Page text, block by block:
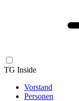
TG Inside
Vorstand
Personen